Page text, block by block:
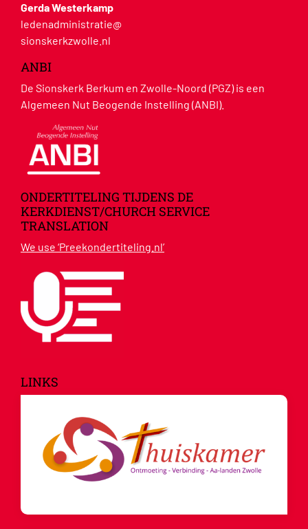
Gerda Westerkamp
ledenadministratie@
sionskerkzwolle.nl
ANBI
De Sionskerk Berkum en Zwolle-Noord (PGZ) is een
Algemeen Nut Beogende Instelling (ANBI).
ONDERTITELING TIJDENS DE
KERKDIENST/CHURCH SERVICE
TRANSLATION
We use ‘Preekondertiteling.nl’
LINKS